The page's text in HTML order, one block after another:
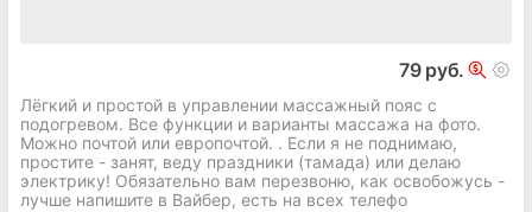
79 руб.
Лёгкий и простой в управлении массажный пояс с
подогревом. Все функции и варианты массажа на фото.
Можно почтой или европочтой. . Если я не поднимаю,
простите - занят, веду праздники (тамада) или делаю
электрику! Обязательно вам перезвоню, как освобожусь -
лучше напишите в Вайбер, есть на всех телефо